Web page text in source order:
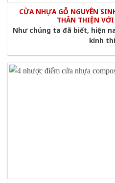
CỬA NHỰA GỖ NGUYÊN
THÂN THIỆN
Như chúng ta đã biết, hiện
kính